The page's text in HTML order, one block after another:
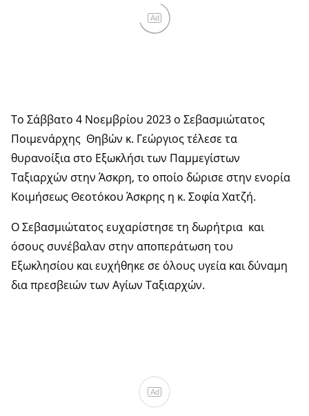
Ad
Το Σάββατο 4 Νοεμβρίου 2023 ο Σεβασμιώτατος
Ποιμενάρχης Θηβών κ. Γεώργιος τέλεσε τα
θυρανοίξια στο Εξωκλήσι των Παμμεγίστων
Ταξιαρχών στην Άσκρη, το οποίο δώρισε στην ενορία
Κοιμήσεως Θεοτόκου Άσκρης η κ. Σοφία Χατζή.
Ο Σεβασμιώτατος ευχαρίστησε τη δωρήτρια και
όσους συνέβαλαν στην αποπεράτωση του
Εξωκλησίου και ευχήθηκε σε όλους υγεία και δύναμη
δια πρεσβειών των Αγίων Ταξιαρχών.
Ad